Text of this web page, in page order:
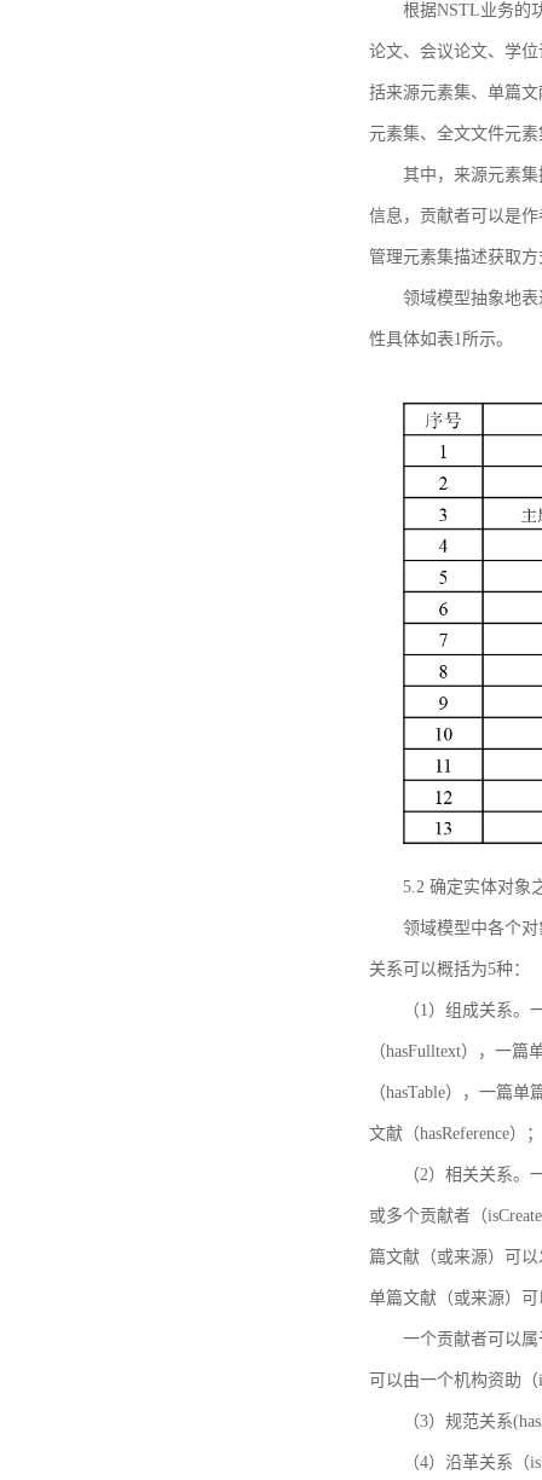
根据NSTL业务的
论文、会议论文、学
括来源元素集、单篇
元素集、全文文件元
其中，来源元素
信息，贡献者可以是
管理元素集描述获取
领域模型抽象地
性具体如表1所示。
5.2 确定实体对象
领域模型中各个
关系可以概括为5种：
（1）组成关系
（hasFulltext），一
（hasTable），一篇
文献（hasReference）；
（2）相关关系
或多个贡献者（
篇文献（或来源）可
单篇文献（或来源）可
一个贡献者可以
可以由一个机构资助（
（3）规范关系
（4）沿革关系